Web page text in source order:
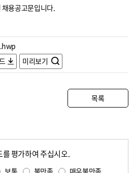
용공고문입니다.
미리보기
목록
평가하여 주십시오.
보통 불만족 매우불만족